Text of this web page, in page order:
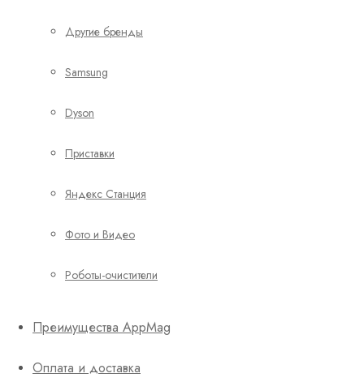
Другие бренды
Samsung
Dyson
Приставки
Яндекс Станция
Фото и Видео
Роботы-очистители
Преимущества AppMag
Оплата и доставка